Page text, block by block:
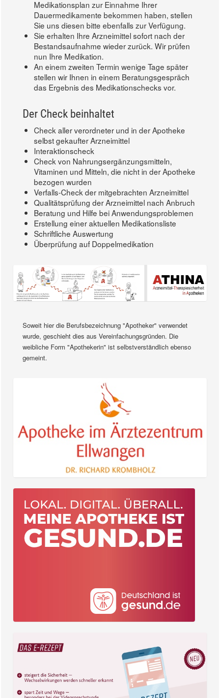
Medikationsplan zur Einnahme Ihrer
Dauermedikamente bekommen haben, stellen
Sie uns diesen bitte ebenfalls zur Verfügung.
Sie erhalten Ihre Arzneimittel sofort nach der
Bestandsaufnahme wieder zurück. Wir prüfen
nun Ihre Medikation.
An einem zweiten Termin wenige Tage später
stellen wir Ihnen in einem Beratungsgespräch
das Ergebnis des Medikationschecks vor.
Der Check beinhaltet
Check aller verordneter und in der Apotheke
selbst gekaufter Arzneimittel
Interaktionscheck
Check von Nahrungsergänzungsmitteln,
Vitaminen und Mitteln, die nicht in der Apotheke
bezogen wurden
Verfalls-Check der mitgebrachten Arzneimittel
Qualitätsprüfung der Arzneimittel nach Anbruch
Beratung und Hilfe bei Anwendungsproblemen
Erstellung einer aktuellen Medikationsliste
Schriftliche Auswertung
Überprüfung auf Doppelmedikation
Soweit hier die Berufsbezeichnung "Apotheker" verwendet
wurde, geschieht dies aus Vereinfachungsgründen. Die
weibliche Form "Apothekerin" ist selbstverständlich ebenso
gemeint.